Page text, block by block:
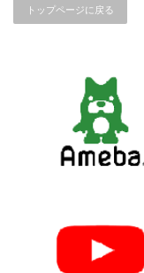
トップページに戻る